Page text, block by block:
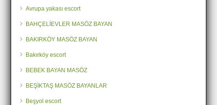
Avrupa yakası escort
BAHÇELİEVLER MASÖZ BAYAN
BAKIRKÖY MASÖZ BAYAN
Bakırköy escort
BEBEK BAYAN MASÖZ
BEŞİKTAŞ MASÖZ BAYANLAR
Beşyol escort